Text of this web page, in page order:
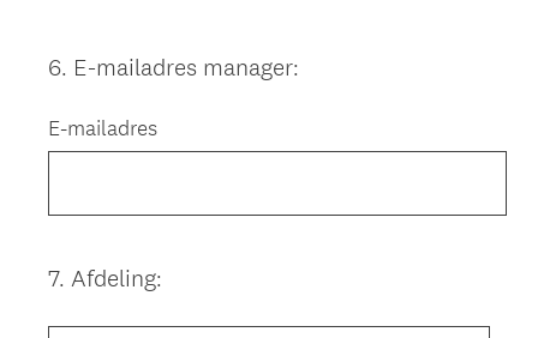
Question
6. E-mailadres manager:
E-mailadres
Question
7. Afdeling: